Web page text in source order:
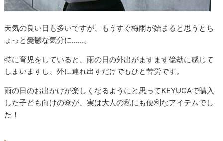
天気の良い日も多いですが、もうすぐ梅雨が始まると思うとち
ょっと憂鬱な気分に……。
特に育児をしていると、雨の日の外出がますます億劫に感じて
しまいますし、外に連れ出すだけでもひと苦労です。
雨の日のお出かけが楽しくなるようにと思ってKEYUCAで購入
した子ども向けの傘が、実は大人の私にも便利なアイテムでし
た！